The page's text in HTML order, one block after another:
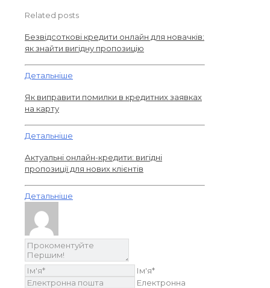
Related posts
Безвідсоткові кредити онлайн для новачків:
як знайти вигідну пропозицію
Детальніше
Як виправити помилки в кредитних заявках
на карту
Детальніше
Актуальні онлайн-кредити: вигідні
пропозиції для нових клієнтів
Детальніше
Ім'я*
Електронна